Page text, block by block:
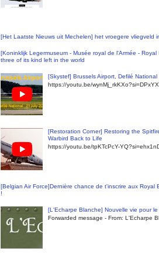
[Het Laatste Nieuws uit Mechelen] het vroegere vliegveld
[Koninklijk Legermuseum - Musée royal de l'Armée -
three of its kind left in the world
[Skystef] Brussels Airport, Defilé
https://youtu.be/
[Restoration Corner] Restoring the
Warbird Back to Life
https://youtu.be/tpKTcPcY-
[Belgian Air Force]Dernière chance de t'inscrire aux Royal
!
[L'Echarpe Blanche] Nouvelle vie pour
Forwarded message - From: L'Echarpe